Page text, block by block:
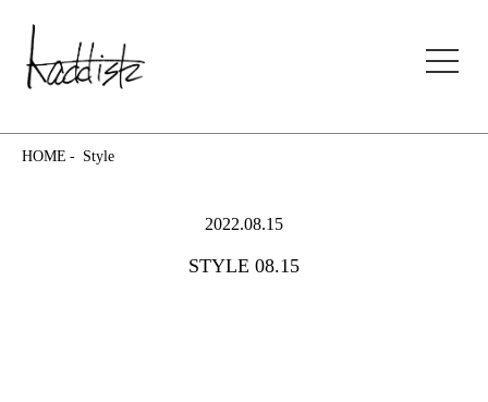
kaddish development store
HOME Style
2022.08.15
STYLE 08.15